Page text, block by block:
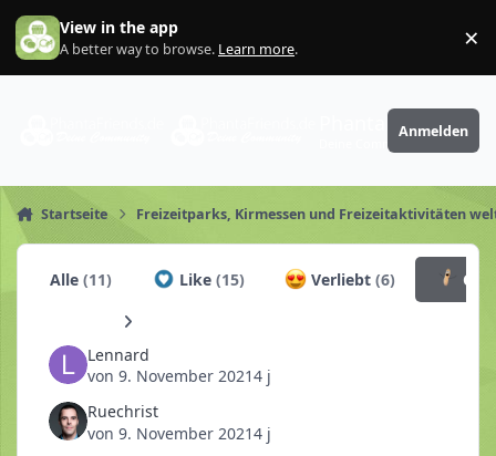
Zum Inhalt springen
View in the app
A better way to browse. Learn more. ×
PhantaFriends.de
Anmelden
Startseite Freizeitparks, Kirmessen und Freizeitaktivitäten
Alle(11) Like (15) Verliebt(6)
Lennard
von 9. November 20214 j
Ruechrist
von 9. November 20214 j